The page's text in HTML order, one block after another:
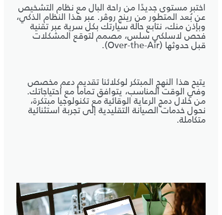
اختبر مستوى جديدًا من راحة البال مع نظام التشخيص
عن بُعد المتطور من رينج روڤر. عبر هذا النظام الذكي،
وبإذن منك، نتابع حالة سيارتك بكل سرية عبر تقنية
فحص لاسلكي سلس، مصمم لتوقع المشكلات
قبل حدوثها (Over-the-Air).
يتيح هذا النهج المبتكر لوكلائنا تقديم دعم مخصص
وفي الوقت المناسب، يتوافق تماماً مع احتياجاتك.
من خلال دمج الرعاية الوقائية مع تكنولوجيا مبتكرة،
نحول خدمات الصيانة التقليدية إلى تجربة استثنائية
متكاملة.